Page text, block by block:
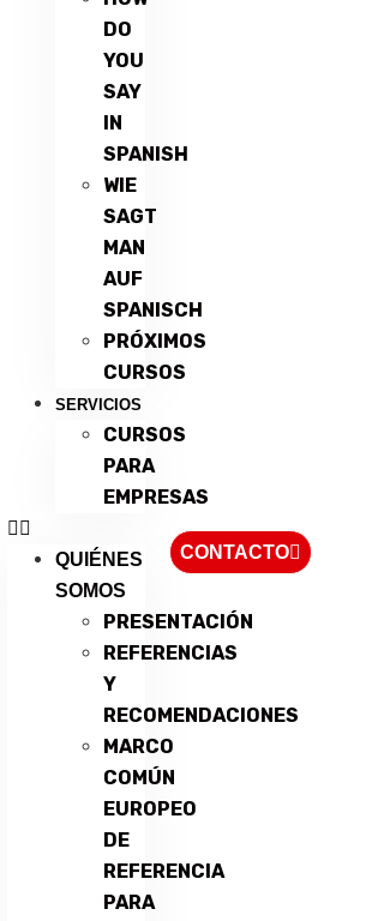
DO
YOU
SAY
IN
SPANISH
WIE
SAGT
MAN
AUF
SPANISCH
PRÓXIMOS
CURSOS
SERVICIOS
CURSOS
PARA
EMPRESAS
QUIÉNES
SOMOS
PRESENTACIÓN
REFERENCIAS
Y
RECOMENDACIONES
MARCO
COMÚN
EUROPEO
DE
REFERENCIA
PARA
CONTACTO